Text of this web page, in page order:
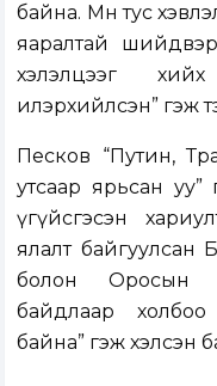
байна. Мөн тус
яаралтай
хэлэлцээг
илэрхийлсэн” гэж
Песков “Путин,
утсаар ярьсан уу”
үгүйсгэсэн
ялалт байгуулсан
болон Оросын
байдлаар холбоо
байна” гэж хэлсэн